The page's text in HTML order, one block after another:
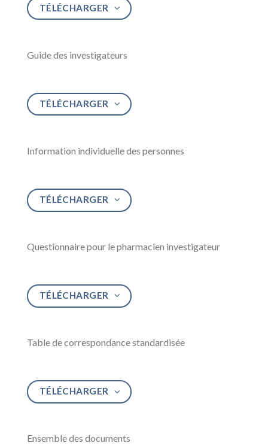
TÉLÉCHARGER
Guide des investigateurs
TÉLÉCHARGER
Information individuelle des personnes
TÉLÉCHARGER
Questionnaire pour le pharmacien investigateur
TÉLÉCHARGER
Table de correspondance standardisée
TÉLÉCHARGER
Ensemble des documents